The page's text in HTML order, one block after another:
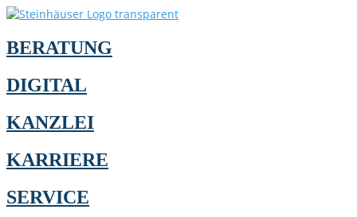
BERATUNG
DIGITAL
KANZLEI
KARRIERE
SERVICE